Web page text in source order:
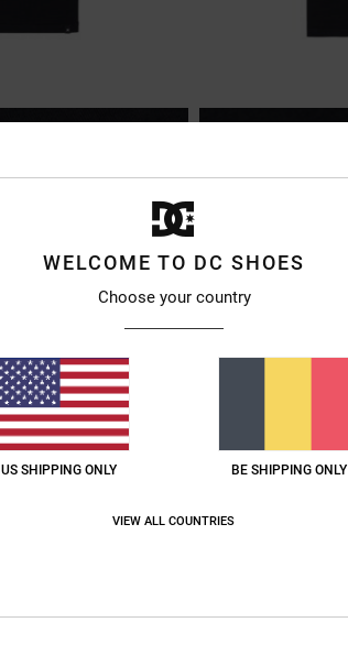
WELCOME TO DC SHOES
Choose your country
US SHIPPING ONLY BE SHIPPING ONLY
VIEW ALL COUNTRIES